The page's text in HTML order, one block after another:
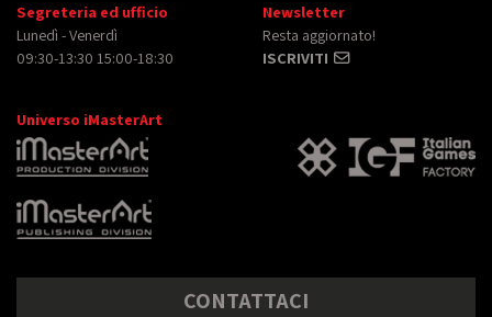
Segreteria ed ufficio
Lunedì - Venerdì
09:30-13:30 15:00-18:30
Newsletter
Resta aggiornato!
ISCRIVITI
Universo iMasterArt
CONTATTACI